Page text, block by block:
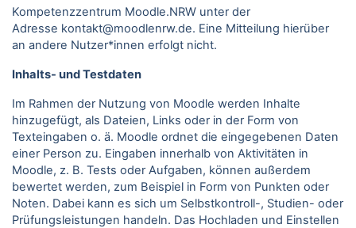
Kompetenzzentrum Moodle.NRW unter der
Adresse kontakt@moodlenrw.de. Eine Mitteilung hierüber
an andere Nutzer*innen erfolgt nicht.
Inhalts- und Testdaten
Im Rahmen der Nutzung von Moodle werden Inhalte
hinzugefügt, als Dateien, Links oder in der Form von
Texteingaben o. ä. Moodle ordnet die eingegebenen Daten
einer Person zu. Eingaben innerhalb von Aktivitäten in
Moodle, z. B. Tests oder Aufgaben, können außerdem
bewertet werden, zum Beispiel in Form von Punkten oder
Noten. Dabei kann es sich um Selbstkontroll-, Studien- oder
Prüfungsleistungen handeln. Das Hochladen und Einstellen